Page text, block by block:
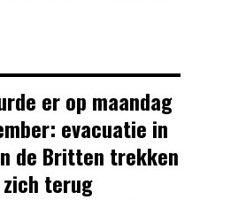
er op maandag
evacuatie in
de Britten trekken
zich terug